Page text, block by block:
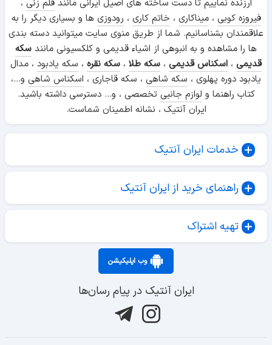
ارزنده نماییم تا دست ساخته های اصیل ایرانی مانندقلم زنی ،
فیروزه کوبی ،میناکاری ، خاتم کاری ، رودوزی ها و بسیاری دیگر را به
علاقمندان بشناسانیم. شما از طریق منوی سایت میتوانید دسته بندی
ها را مشاهده و به انبوهی از اشیاء قدیمی و کلکسیونی مانند سکه
قدیمی ، اسکناس قدیمی ، سکه طلا ، سکه نقره ، سکه یادبود ، مدال
یادبود دوره پهلوی ، سکه شاهی ، سکه قاجاری ، اسکناس شاهی و...،
کتاب راهنما و لوازم جانبی تخصصی ، و... دسترسی داشته باشید.
ایران آنتیک ، نشانه اطمینان شماست.
خدمات ایران آنتیک
راهنمای خرید از ایران آنتیک
تهیه اشتراک
وب اپلیکیشن
ایران آنتیک در پیام رسان‌ها